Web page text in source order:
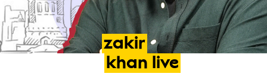
zakir
khan live